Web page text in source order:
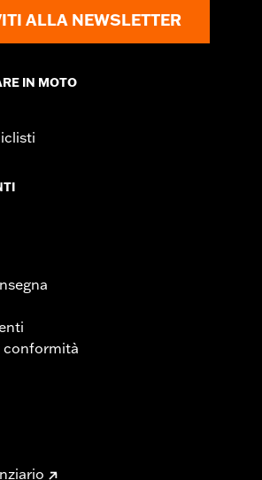
ALLA NEWSLETTER
IN MOTO
conformità